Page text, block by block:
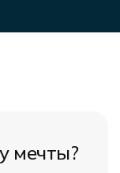
мечты?